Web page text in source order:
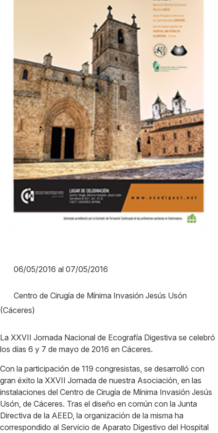
06/05/2016 al 07/05/2016
Centro de Cirugía de Mínima Invasión Jesús Usón
(Cáceres)
La XXVII Jornada Nacional de Ecografía Digestiva se celebró
los días 6 y 7 de mayo de 2016 en Cáceres.
Con la participación de 119 congresistas, se desarrolló con
gran éxito la XXVII Jornada de nuestra Asociación, en las
instalaciones del Centro de Cirugía de Mínima Invasión Jesús
Usón, de Cáceres. Tras el diseño en común con la Junta
Directiva de la AEED, la organización de la misma ha
correspondido al Servicio de Aparato Digestivo del Hospital